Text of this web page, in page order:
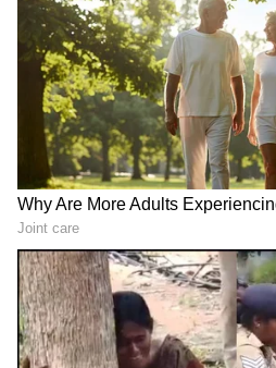
LATEST VIDEOS
"ರಾಜಕೀಯ ಬೇಡ, ಸಿನಿಮಾನೇ
ಕನಕೋತ್ಸವದಲ್ಲಿ ರಿಷಬ್ ಶೆಟ್ಟಿ |
Shetty speech | Suvarna
ಶೇ.50 ರಿಂದ ಶೇ.18 ಕ್ಕೆ TAX
ಟ್ರಂಪ್ ಐತಿಹಾಸಿಕ ಒಪ್ಪಂದ |
Trade Deal | Party Rounds